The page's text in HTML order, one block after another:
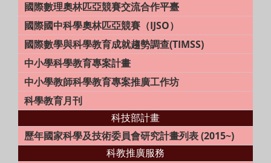
國際數理奧林匹亞競賽交流合作平臺
國際國中科學奧林匹亞競賽（IJSO）
國際數學與科學教育成就趨勢調查(TIMSS)
中小學科學教育專案計畫
中小學教師科學教育專案推廣工作坊
科學教育月刊
科技部計畫
歷年國家科學及技術委員會研究計畫列表 (2015~)
科教推廣服務